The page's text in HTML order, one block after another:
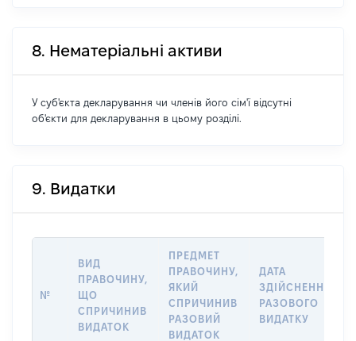
8. Нематеріальні активи
У суб'єкта декларування чи членів його сім'ї відсутні
об'єкти для декларування в цьому розділі.
9. Видатки
№
ВИД
ПРАВОЧИНУ,
ЩО
СПРИЧИНИВ
ВИДАТОК
ПРЕДМЕТ
ПРАВОЧИНУ,
ЯКИЙ
СПРИЧИНИВ
РАЗОВИЙ
ВИДАТОК
ДАТА
ЗДІЙСНЕННЯ
РАЗОВОГО
ВИДАТКУ